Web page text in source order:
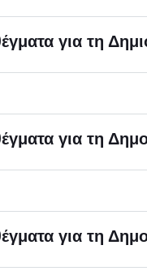
για τη
για τη
για τη